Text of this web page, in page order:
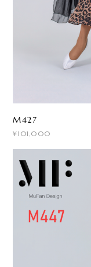
M427
¥101,000